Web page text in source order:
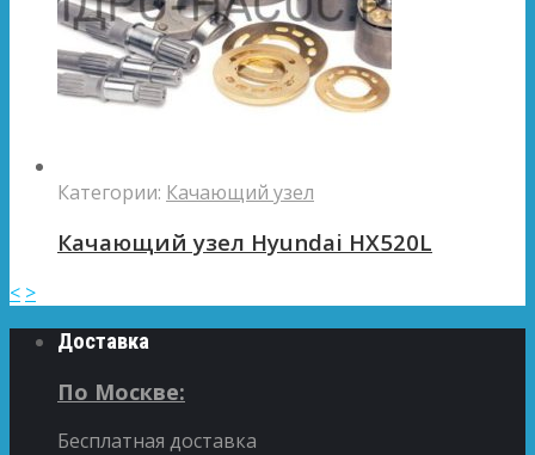
Категории: Качающий узел
Качающий узел Hyundai HX520L
< >
Доставка
По Москве:
Бесплатная доставка